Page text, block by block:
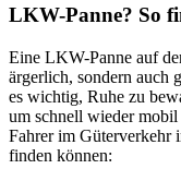
LKW-Panne? So
Eine LKW-Panne auf
ärgerlich, sondern auch
es wichtig, Ruhe zu
um schnell wieder
Fahrer im Güterverkehr
finden können: